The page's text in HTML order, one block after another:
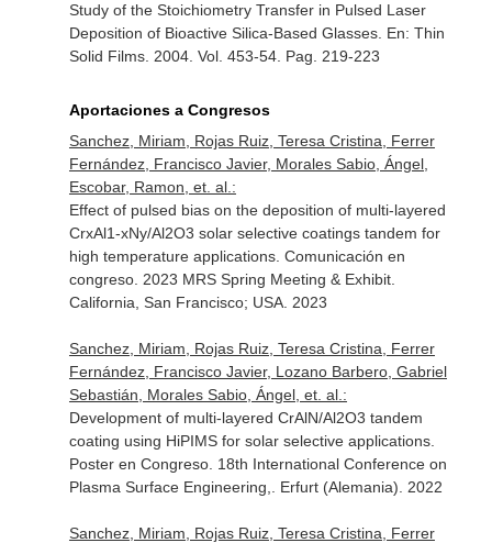
Study of the Stoichiometry Transfer in Pulsed Laser
Deposition of Bioactive Silica-Based Glasses. En: Thin
Solid Films. 2004. Vol. 453-54. Pag. 219-223
Aportaciones a Congresos
Sanchez, Miriam, Rojas Ruiz, Teresa Cristina, Ferrer
Fernández, Francisco Javier, Morales Sabio, Ángel,
Escobar, Ramon, et. al.:
Effect of pulsed bias on the deposition of multi-layered
CrxAl1-xNy/Al2O3 solar selective coatings tandem for
high temperature applications. Comunicación en
congreso. 2023 MRS Spring Meeting & Exhibit.
California, San Francisco; USA. 2023
Sanchez, Miriam, Rojas Ruiz, Teresa Cristina, Ferrer
Fernández, Francisco Javier, Lozano Barbero, Gabriel
Sebastián, Morales Sabio, Ángel, et. al.:
Development of multi-layered CrAlN/Al2O3 tandem
coating using HiPIMS for solar selective applications.
Poster en Congreso. 18th International Conference on
Plasma Surface Engineering,. Erfurt (Alemania). 2022
Sanchez, Miriam, Rojas Ruiz, Teresa Cristina, Ferrer